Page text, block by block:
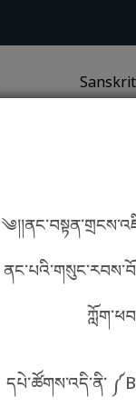
/ SEA TRADITION
GO TO
Sanskrit
དཔེ་ཚོགས་འདི་ནི་
phonetics!